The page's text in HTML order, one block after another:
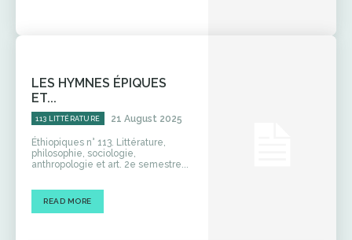
LES HYMNES ÉPIQUES
ET...
113 LITTÉRATURE 21 August 2025
Éthiopiques n° 113. Littérature,
philosophie, sociologie,
anthropologie et art. 2e semestre...
READ MORE